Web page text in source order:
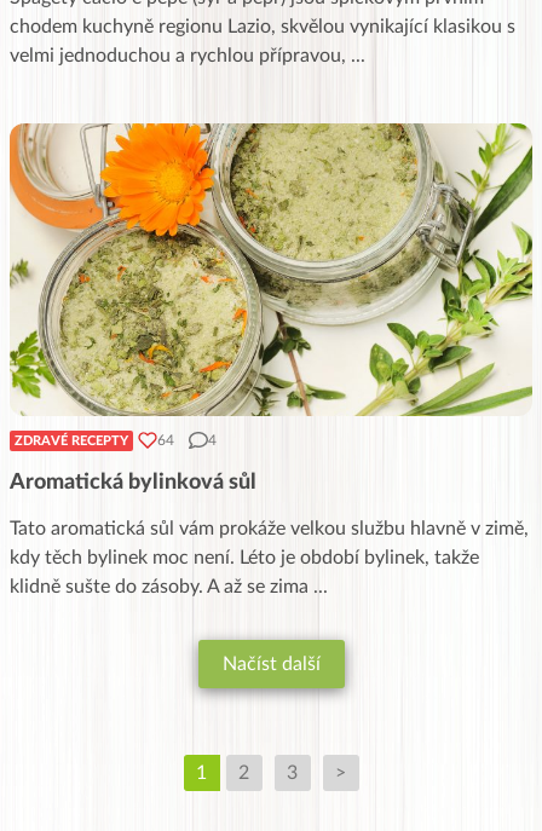
chodem kuchyně regionu Lazio, skvělou vynikající klasikou s
velmi jednoduchou a rychlou přípravou, ...
ZDRAVÉ RECEPTY 64 4
Aromatická bylinková sůl
Tato aromatická sůl vám prokáže velkou službu hlavně v zimě,
kdy těch bylinek moc není. Léto je období bylinek, takže
klidně sušte do zásoby. A až se zima ...
Načíst další
1 2 3 >